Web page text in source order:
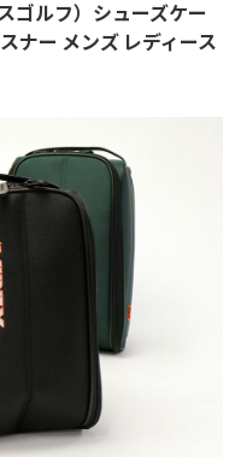
ゴルフ）シューズケー
ナー メンズ レディース